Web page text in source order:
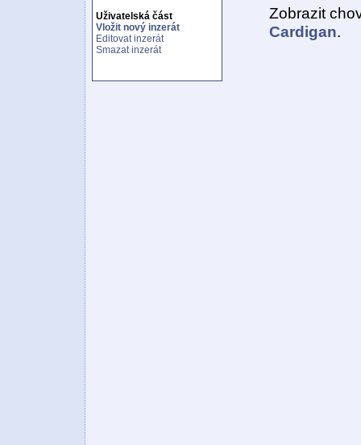
Uživatelská část
Vložit nový inzerát
Editovat inzerát
Smazat inzerát
Zobrazit
Cardigan.